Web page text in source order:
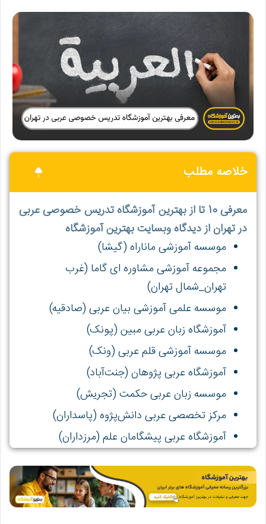
خلاصه مطلب
معرفی 10 تا از بهترین آموزشگاه تدریس خصوصی عربی
در تهران از دیدگاه وبسایت بهترین آموزشگاه
موسسه آموزشی ماناراه (گیشا)
مجموعه آموزشی مشاوره ای گاما (غرب
تهران_شمال تهران)
موسسه علمی آموزشی بیان عربی (صادقیه)
آموزشگاه زبان عربی مبین (پونک)
موسسه آموزشی قلم عربی (ونک)
آموزشگاه عربی پژوهان (جنت‌آباد)
موسسه زبان عربی حکمت (تجریش)
مرکز تخصصی عربی دانش‌پژوه (پاسداران)
آموزشگاه عربی پیشگامان علم (مرزداران)
(سعادت‌آباد)